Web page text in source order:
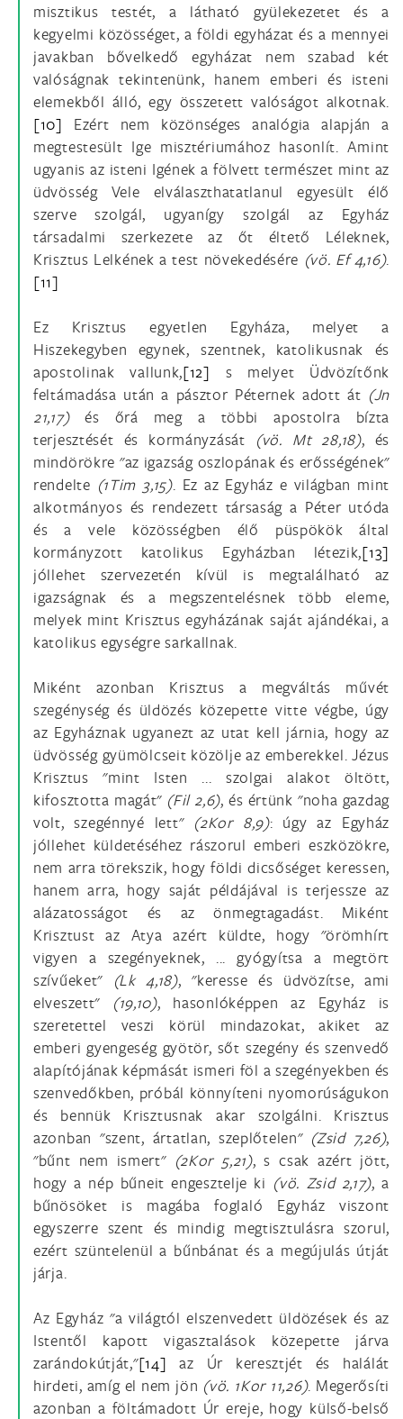
misztikus testét, a látható gyülekezetet és a
kegyelmi közösséget, a földi egyházat és a mennyei
javakban bővelkedő egyházat nem szabad két
valóságnak tekintenünk, hanem emberi és isteni
elemekből álló, egy összetett valóságot alkotnak.
[10] Ezért nem közönséges analógia alapján a
megtestesült Ige misztériumához hasonlít. Amint
ugyanis az isteni Igének a fölvett természet mint az
üdvösség Vele elválaszthatatlanul egyesült élő
szerve szolgál, ugyanígy szolgál az Egyház
társadalmi szerkezete az őt éltető Léleknek,
Krisztus Lelkének a test növekedésére (vö. Ef 4,16).
[11]
Ez Krisztus egyetlen Egyháza, melyet a
Hiszekegyben egynek, szentnek, katolikusnak és
apostolinak vallunk,[12] s melyet Üdvözítőnk
feltámadása után a pásztor Péternek adott át (Jn
21,17)és őrá meg a többi apostolra bízta
terjesztését és kormányzását (vö. Mt 28,18), és
mindörökre "az igazság oszlopának és erősségének"
rendelte (1Tim 3,15). Ez az Egyház e világban mint
alkotmányos és rendezett társaság a Péter utóda
és a vele közösségben élő püspökök által
kormányzott katolikus Egyházban létezik,[13]
jóllehet szervezetén kívül is megtalálható az
igazságnak és a megszentelésnek több eleme,
melyek mint Krisztus egyházának saját ajándékai, a
katolikus egységre sarkallnak.
Miként azonban Krisztus a megváltás művét
szegénység és üldözés közepette vitte végbe, úgy
az Egyháznak ugyanezt az utat kell járnia, hogy az
üdvösség gyümölcseit közölje az emberekkel. Jézus
Krisztus "mint Isten ... szolgai alakot öltött,
kifosztotta magát" (Fil 2,6), és értünk "noha gazdag
volt, szegénnyé lett" (2Kor 8,9): úgy az Egyház
jóllehet küldetéséhez rászorul emberi eszközökre,
nem arra törekszik, hogy földi dicsőséget keressen,
hanem arra, hogy saját példájával is terjessze az
alázatosságot és az önmegtagadást. Miként
Krisztust az Atya azért küldte, hogy "örömhírt
vigyen a szegényeknek, ... gyógyítsa a megtört
szívűeket"
(Lk 4,18), "keresse és üdvözítse, ami
elveszett" (19,10), hasonlóképpen az Egyház is
szeretettel veszi körül mindazokat, akiket az
emberi gyengeség gyötör, sőt szegény és szenvedő
alapítójának képmását ismeri föl a szegényekben és
szenvedőkben, próbál könnyíteni nyomorúságukon
és bennük Krisztusnak akar szolgálni. Krisztus
azonban "szent, ártatlan, szeplőtelen" (Zsid 7,26),
"bűnt nem ismert" (2Kor 5,21), s csak azért jött,
hogy a nép bűneit engesztelje ki (vö. Zsid 2,17), a
bűnösöket is magába foglaló Egyház viszont
egyszerre szent és mindig megtisztulásra szorul,
ezért szüntelenül a bűnbánat és a megújulás útját
járja.
Az Egyház "a világtól elszenvedett üldözések és az
Istentől kapott vigasztalások közepette járva
zarándokútját,"[14] az Úr keresztjét és halálát
hirdeti, amíg el nem jön (vö. 1Kor 11,26). Megerősíti
azonban a föltámadott Úr ereje, hogy külső-belső